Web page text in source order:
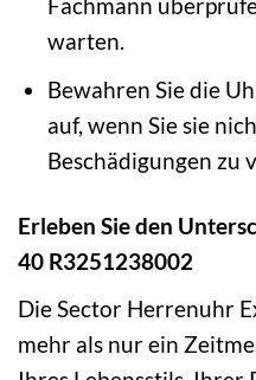
warten.
Bewahren Sie die
auf, wenn Sie sie
Beschädigungen zu
Erleben Sie den
40 R3251238002
Die Sector Herrenuhr
mehr als nur ein